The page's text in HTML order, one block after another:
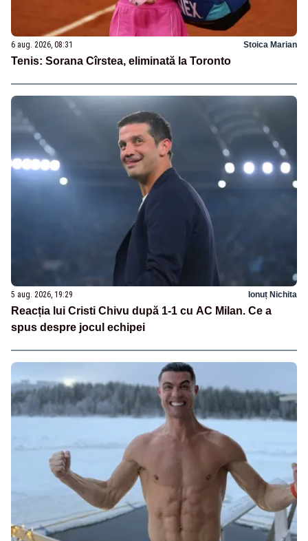
6 aug. 2026, 08:31 Stoica Marian
Tenis: Sorana Cîrstea, eliminată la Toronto
5 aug. 2026, 19:29 Ionuț Nichita
Reacția lui Cristi Chivu după 1-1 cu AC Milan. Ce a
spus despre jocul echipei